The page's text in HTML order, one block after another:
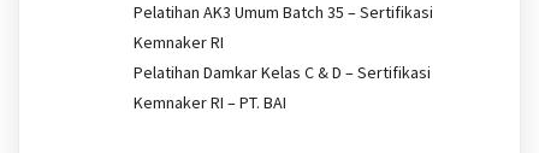
Pelatihan AK3 Umum Batch 35 – Sertifikasi
Kemnaker RI
Pelatihan Damkar Kelas C & D – Sertifikasi
Kemnaker RI – PT. BAI